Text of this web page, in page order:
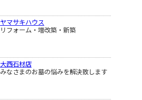
ヤマサキハウス
リフォーム・増改築・新築
大西石材店
みなさまのお墓の悩みを解決致します